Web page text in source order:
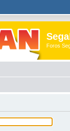
Foros